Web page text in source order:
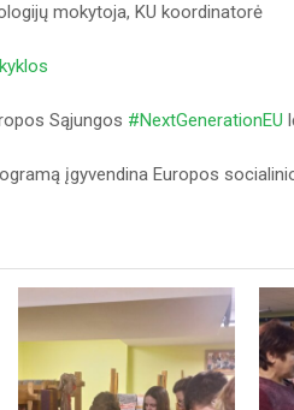
mokytoja, KU koordinatorė
Sąjungos #NextGenerationEU
įgyvendina Europos